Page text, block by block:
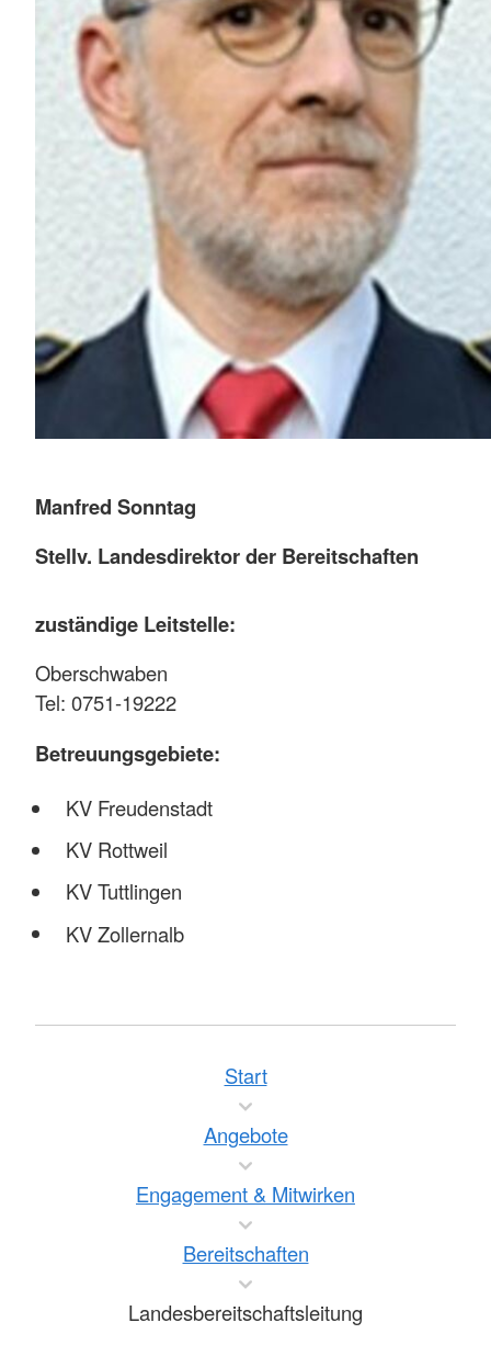
Manfred Sonntag
Stellv. Landesdirektor der Bereitschaften
zuständige Leitstelle:
Oberschwaben
Tel: 0751-19222
Betreuungsgebiete:
KV Freudenstadt
KV Rottweil
KV Tuttlingen
KV Zollernalb
Start
Angebote
Engagement & Mitwirken
Bereitschaften
Landesbereitschaftsleitung